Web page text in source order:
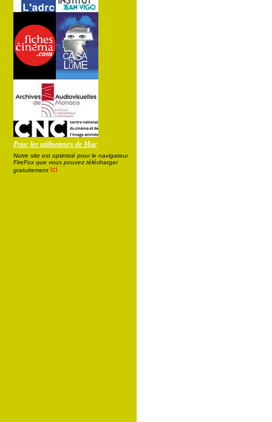
Pour les utilisateurs de Mac
Notre site est optimisé pour le navigateur
FireFox que vous pouvez télécharger
gratuitement ici